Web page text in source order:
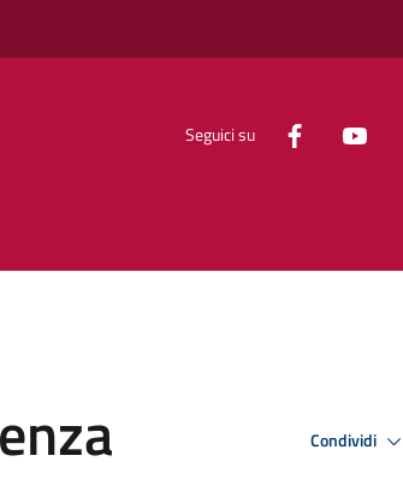
Seguici su
Condividi